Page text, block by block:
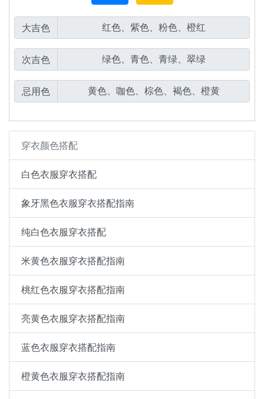
大吉色
次吉色
忌用色
穿衣颜色搭配
白色衣服穿衣搭配
象牙黑色衣服穿衣搭配指南
纯白色衣服穿衣搭配
米黄色衣服穿衣搭配指南
桃红色衣服穿衣搭配指南
亮黄色衣服穿衣搭配指南
蓝色衣服穿衣搭配指南
橙黄色衣服穿衣搭配指南